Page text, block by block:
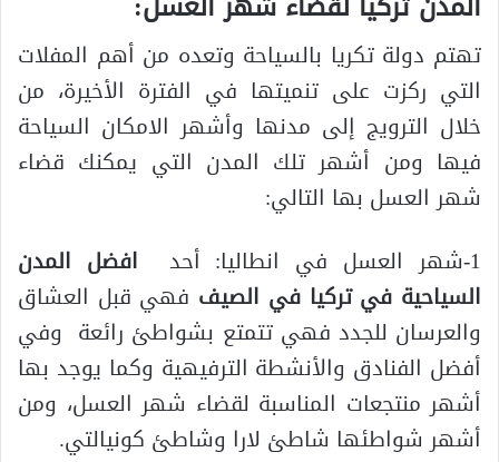
تهتم دولة تكريا بالسياحة وتعده من أهم المفلات
التي ركزت على تنميتها في الفترة الأخيرة، من
خلال الترويج إلى مدنها وأشهر الامكان السياحة
فيها ومن أشهر تلك المدن التي يمكنك قضاء
شهر العسل بها التالي:
1-شهر العسل في انطاليا: أحد
افضل المدن
السياحية في تركيا في الصيف فهي قبل العشاق
والعرسان للجدد فهي تتمتع بشواطئ رائعة وفي
أفضل الفنادق والأنشطة الترفيهية وكما يوجد بها
أشهر منتجعات المناسبة لقضاء شهر العسل، ومن
أشهر شواطئها شاطئ لارا وشاطئ كونيالتي.